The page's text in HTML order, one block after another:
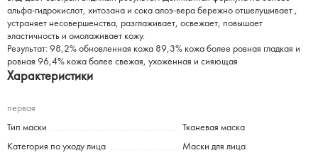
альфа-гидрокислот, хитозана и сока алоэ-вера бережно отшелушивает ,
устраняет несовершенства, разглаживает, освежает, повышает
эластичность и омолаживает кожу.
Результат: 98,2% обновленная кожа 89,3% кожа более ровная гладкая и
ровная 96,4% кожа более свежая, ухоженная и сияющая
Характеристики
первая
Тип маски Тканевая маска
Категория по уходу лица Маски для лица